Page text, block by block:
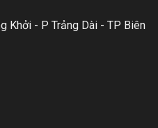
- P Trảng Dài - TP Biên